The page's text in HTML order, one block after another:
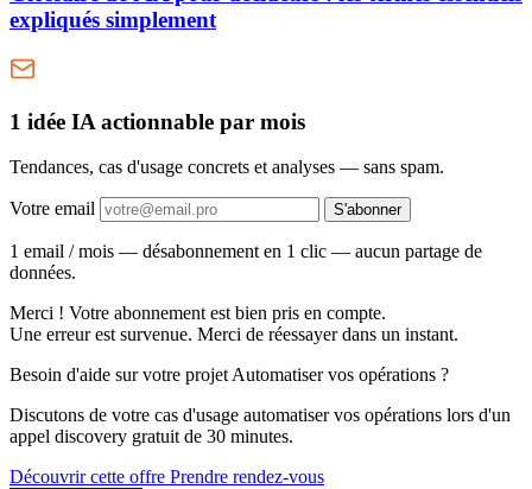
expliqués simplement
1 idée IA actionnable par mois
Tendances, cas d'usage concrets et analyses — sans spam.
Votre email S'abonner
1 email / mois — désabonnement en 1 clic — aucun partage de
données.
Merci ! Votre abonnement est bien pris en compte.
Une erreur est survenue. Merci de réessayer dans un instant.
Besoin d'aide sur votre projet Automatiser vos opérations ?
Discutons de votre cas d'usage automatiser vos opérations lors d'un
appel discovery gratuit de 30 minutes.
Découvrir cette offre Prendre rendez-vous